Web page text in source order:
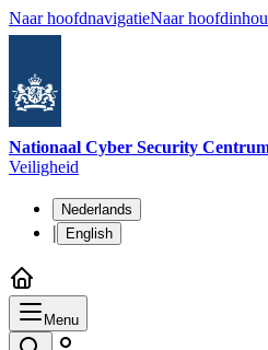
Naar hoofdnavigatieNaar
Nationaal Cyber Security
Veiligheid
Taalkeuze
Nederlands
| English
Menu